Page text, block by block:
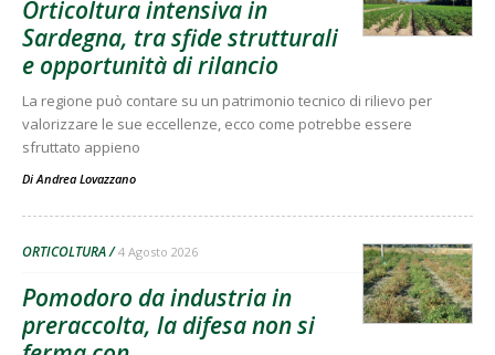
Orticoltura intensiva in
Sardegna, tra sfide strutturali
e opportunità di rilancio
La regione può contare su un patrimonio tecnico di rilievo per
valorizzare le sue eccellenze, ecco come potrebbe essere
sfruttato appieno
DiAndrea Lovazzano
ORTICOLTURA 4 Agosto 2026
Pomodoro da industria in
preraccolta, la difesa non si